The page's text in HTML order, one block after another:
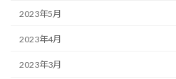
2023年5月
2023年4月
2023年3月